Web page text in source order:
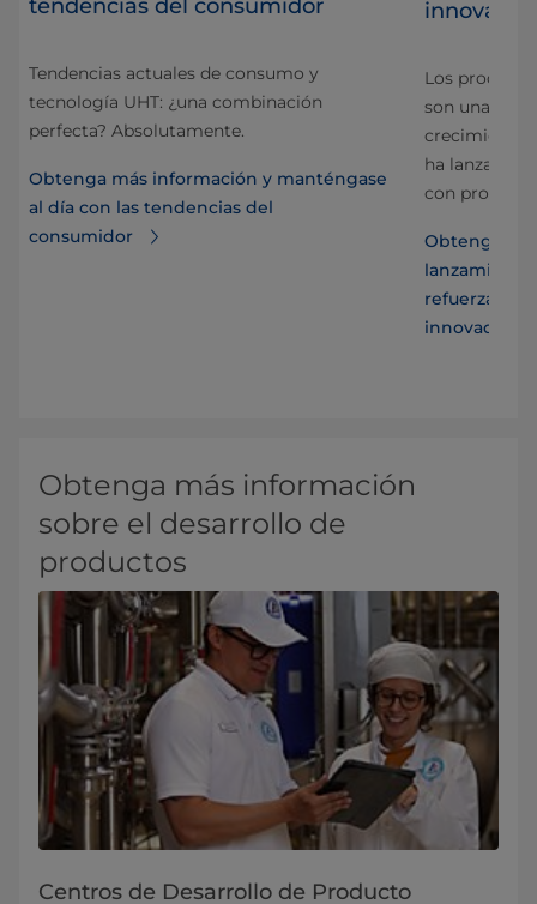
tendencias del consumidor
Tendencias actuales de consumo y
tecnología UHT: ¿una combinación
perfecta? Absolutamente.
Obtenga más información y manténgase
al día con las tendencias del
consumidor
Los
son una
crecimiento
ha lanzado
con
Obtenga
refuerza la
innovador
Obtenga más información
sobre el desarrollo de
productos
Centros de Desarrollo de Producto